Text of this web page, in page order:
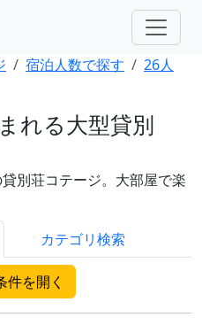
宿泊人数で探す
26人
れる大型貸別
別荘コテージ。大部屋で楽
カテゴリ検索
件を開く